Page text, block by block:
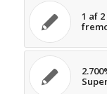
1 af